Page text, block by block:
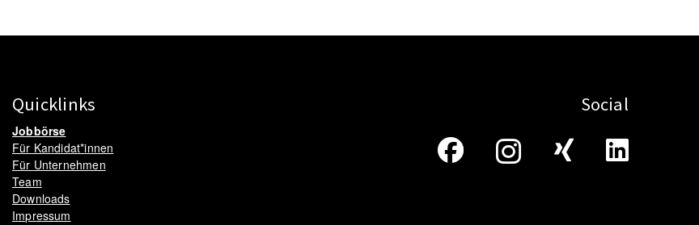
Quicklinks
Jobbörse
Für Kandidat*innen
Für Unternehmen
Team
Downloads
Impressum
Social